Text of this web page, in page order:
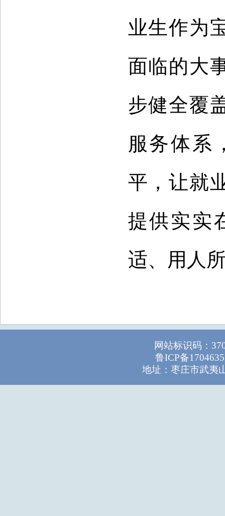
业生作为
面临的大
步健全覆
服务体系
平，让就
提供实实
适、用人
网站标识码：
鲁ICP备
地址：枣庄市武夷